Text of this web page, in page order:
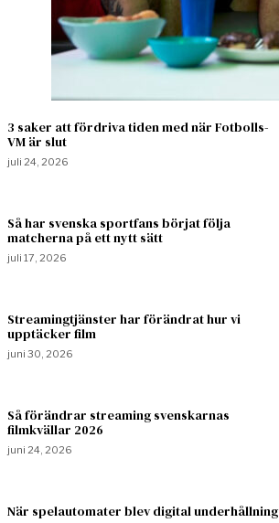
3 saker att fördriva tiden med när Fotbolls-
VM är slut
juli 24, 2026
Så har svenska sportfans börjat följa
matcherna på ett nytt sätt
juli 17, 2026
Streamingtjänster har förändrat hur vi
upptäcker film
juni 30, 2026
Så förändrar streaming svenskarnas
filmkvällar 2026
juni 24, 2026
När spelautomater blev digital underhållning